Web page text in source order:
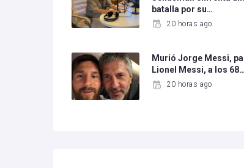
batalla por su…
20 horas ago
Murió Jorge Messi,
Lionel Messi, a los 68…
20 horas ago